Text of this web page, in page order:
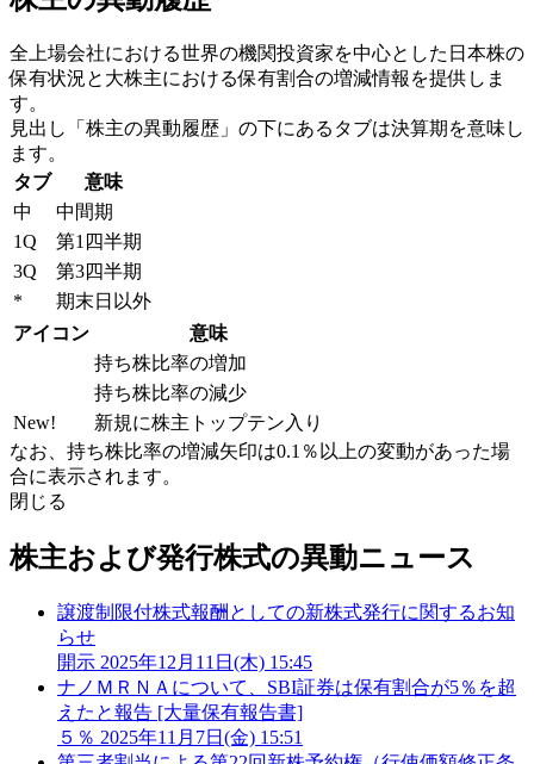
全上場会社における世界の機関投資家を中心とした日本株の
保有状況と大株主における保有割合の増減情報を提供しま
す。
見出し「株主の異動履歴」の下にあるタブは決算期を意味し
ます。
タブ
意味
中
中間期
1Q
第1四半期
3Q
第3四半期
*
期末日以外
アイコン
意味
持ち株比率の増加
持ち株比率の減少
New!
新規に株主トップテン入り
なお、持ち株比率の増減矢印は0.1％以上の変動があった場
合に表示されます。
閉じる
株主および発行株式の異動ニュース
譲渡制限付株式報酬としての新株式発行に関するお知
らせ
開示 2025年12月11日(木) 15:45
ナノＭＲＮＡについて、SBI証券は保有割合が5％を超
えたと報告 [大量保有報告書]
５％ 2025年11月7日(金) 15:51